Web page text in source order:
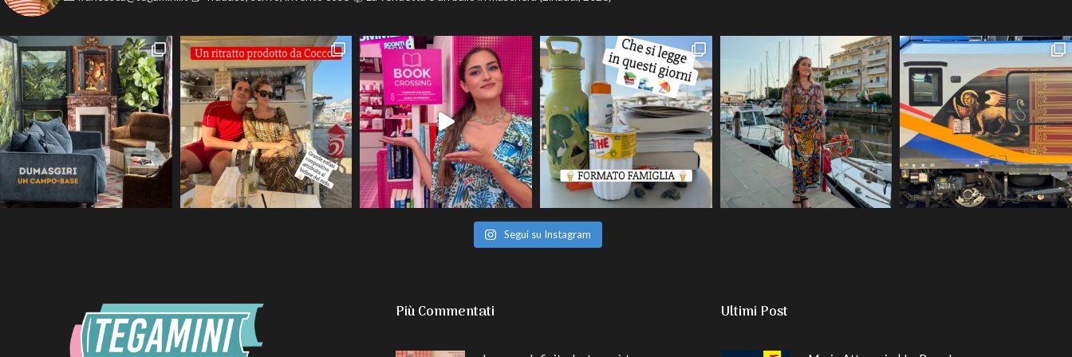
Segui su Instagram
Più Commentati Ultimi Post